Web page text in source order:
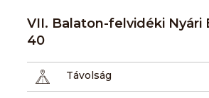
VII. Balaton-felvidéki Nyári
40
Távolság